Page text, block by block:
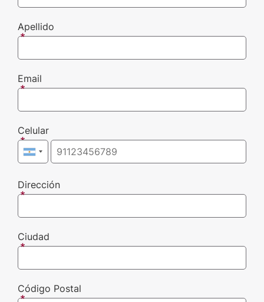
Apellido
Email
Celular
Dirección
Ciudad
Código Postal